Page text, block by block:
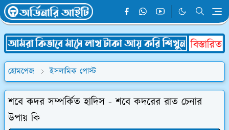
হোমপেজ ইসলামিক পোস্ট
শবে কদর সম্পর্কিত হাদিস - শবে কদরের রাত চেনার
উপায় কি